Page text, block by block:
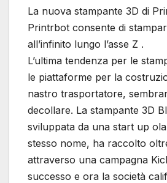
La nuova stampante 3D di
Printrbot consente di
all’infinito lungo l’asse Z .
L’ultima tendenza per le
le piattaforme per la
nastro trasportatore,
decollare. La stampante 3D
sviluppata da una start up
stesso nome, ha raccolto
attraverso una campagna
successo e ora la società